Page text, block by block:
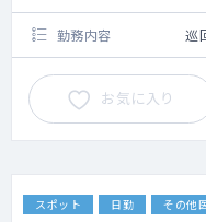
勤務内容 巡
お気に入り
スポット 日勤 その他